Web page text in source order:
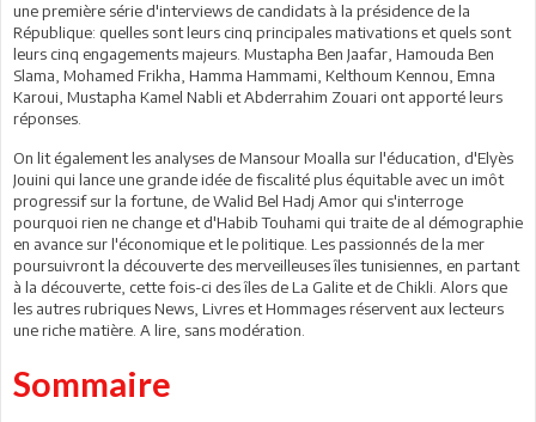
une première série d'interviews de candidats à la présidence de la
République: quelles sont leurs cinq principales mativations et quels sont
leurs cinq engagements majeurs. Mustapha Ben Jaafar, Hamouda Ben
Slama, Mohamed Frikha, Hamma Hammami, Kelthoum Kennou, Emna
Karoui, Mustapha Kamel Nabli et Abderrahim Zouari ont apporté leurs
réponses.
On lit également les analyses de Mansour Moalla sur l'éducation, d'Elyès
Jouini qui lance une grande idée de fiscalité plus équitable avec un imôt
progressif sur la fortune, de Walid Bel Hadj Amor qui s'interroge
pourquoi rien ne change et d'Habib Touhami qui traite de al démographie
en avance sur l'économique et le politique. Les passionnés de la mer
poursuivront la découverte des merveilleuses îles tunisiennes, en partant
à la découverte, cette fois-ci des îles de La Galite et de Chikli. Alors que
les autres rubriques News, Livres et Hommages réservent aux lecteurs
une riche matière. A lire, sans modération.
Sommaire